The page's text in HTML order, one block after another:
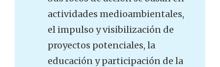
actividades medioambientales,
el impulso y visibilización de
proyectos potenciales, la
educación y participación de la